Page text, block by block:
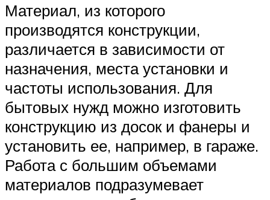
Материал, из которого
производятся конструкции,
различается в зависимости от
назначения, места установки и
частоты использования. Для
бытовых нужд можно изготовить
конструкцию из досок и фанеры и
установить ее, например, в гараже.
Работа с большим объемами
материалов подразумевает